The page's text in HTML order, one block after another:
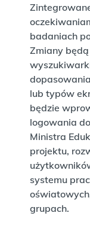
badaniach
Zmiany
lub typów
będzie
logowania
Ministra
projektu,
systemu
grupach.